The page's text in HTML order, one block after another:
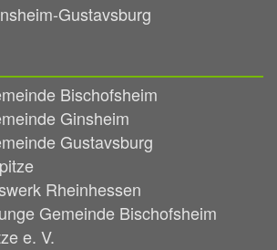
Gustavsburg
Bischofsheim
Ginsheim
Gustavsburg
Rheinhessen
Gemeinde Bischofsheim
e. V.